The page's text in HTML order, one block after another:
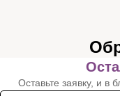
Оставьте заявку, и